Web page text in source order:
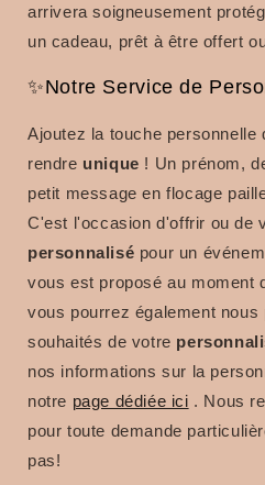
arrivera soigneusement
un cadeau, prêt à être offert
✨Notre Service de
Ajoutez la touche
rendre unique ! Un prénom,
petit message en flocage
C'est l'occasion d'offrir ou de
personnalisé pour un
vous est proposé au moment
vous pourrez également
souhaités de votre
nos informations sur la
notre page dédiée ici . Nous
pour toute demande
pas!